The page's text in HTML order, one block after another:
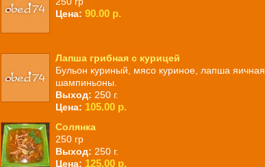
Цена: 90.00 р.
Лапша грибная с курицей
Бульон куриный, мясо куриное, лапша яичная,
шампиньоны.
Выход: 250 г.
Цена: 105.00 р.
Солянка
250 гр
Выход: 250 г.
Цена: 125.00 р.